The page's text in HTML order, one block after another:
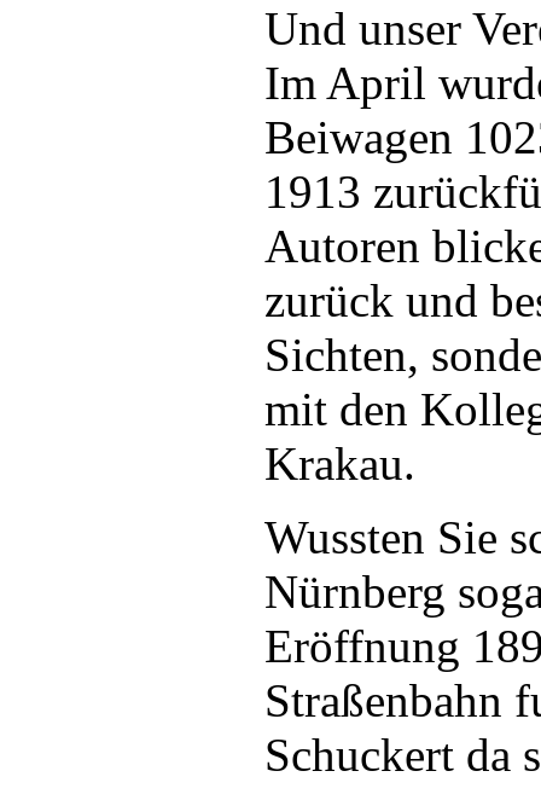
Und unser
Im April
Beiwagen
1913
Autoren
zurück und
Sichten,
mit den
Krakau.
Wussten Sie
Nürnberg
Eröffnung
Straßenbahn
Schuckert da